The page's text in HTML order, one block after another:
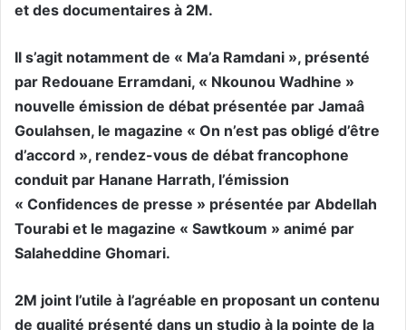
et des documentaires à 2M.
Il s’agit notamment de « Ma’a Ramdani », présenté
par Redouane Erramdani, « Nkounou Wadhine »
nouvelle émission de débat présentée par Jamaâ
Goulahsen, le magazine « On n’est pas obligé d’être
d’accord », rendez-vous de débat francophone
conduit par Hanane Harrath, l’émission
« Confidences de presse » présentée par Abdellah
Tourabi et le magazine « Sawtkoum » animé par
Salaheddine Ghomari.
2M joint l’utile à l’agréable en proposant un contenu
de qualité présenté dans un studio à la pointe de la